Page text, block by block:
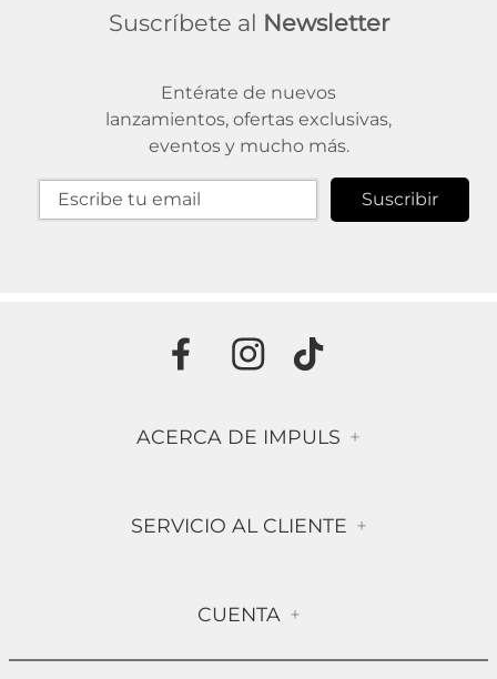
Suscríbete al Newsletter
Entérate de nuevos
lanzamientos, ofertas exclusivas,
eventos y mucho más.
Suscribir
ACERCA DE IMPULS +
Contáctanos
Compra Segura
SERVICIO AL CLIENTE +
CUENTA +